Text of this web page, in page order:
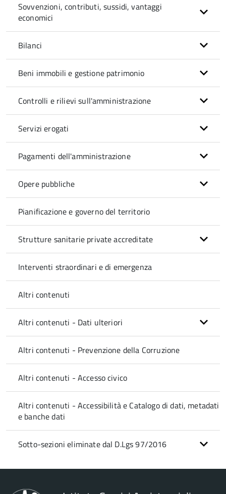
Sovvenzioni, contributi, sussidi, vantaggi
economici
Bilanci
Beni immobili e gestione patrimonio
Controlli e rilievi sull'amministrazione
Servizi erogati
Pagamenti dell'amministrazione
Opere pubbliche
Pianificazione e governo del territorio
Strutture sanitarie private accreditate
Interventi straordinari e di emergenza
Altri contenuti
Altri contenuti - Dati ulteriori
Altri contenuti - Prevenzione della Corruzione
Altri contenuti - Accesso civico
Altri contenuti - Accessibilità e Catalogo di dati, metadati
e banche dati
Sotto-sezioni eliminate dal D.Lgs 97/2016